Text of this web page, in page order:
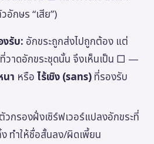
อักษร “เสีย”)
รับ: อักขระถูกส่งไปถูกต้อง แต่
วาดอักขระชุดนั้น จึงเห็นเป็น □ —
นา หรือไร้เชิง (sans)ที่รองรับ
ตัวกรองฝั่งเซิร์ฟเวอร์แปลงอักขระที่
ทำให้ชื่อสั้นลง/ผิดเพี้ยน